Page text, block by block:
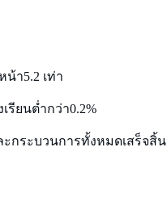
น้า5.2 เท่า
รียนต่ำกว่า0.2%
กระบวนการทั้งหมดเสร็จสิ้น